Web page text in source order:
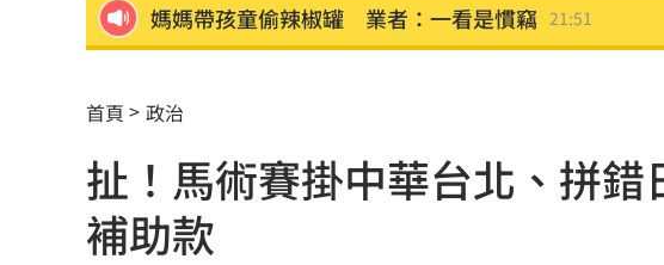
媽媽帶孩童偷辣椒罐 業者：一看是慣竊 21:51
羅志祥戲份遭重砍 回應：有存在感就好
王祖賢現蹤機場！踩4萬CHANEL真實狀態曝 21:48
竹縣黑馬！鄭朝方「技能包」驚豔全網
首頁 政治
扯！馬術賽掛中華台北、拼
補助款